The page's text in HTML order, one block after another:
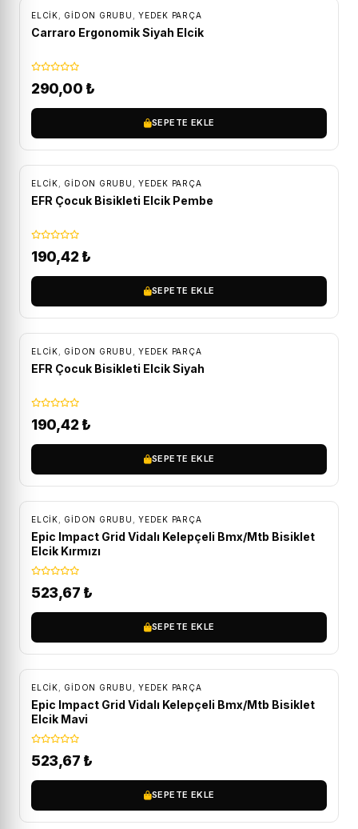
ELCIK GIDON GRUBU YEDEK PARÇA
Carraro Ergonomik Siyah Elcik
290,00 ₺
SEPETE EKLE
ELCIK GIDON GRUBU YEDEK PARÇA
EFR Çocuk Bisikleti Elcik Pembe
190,42₺
SEPETE EKLE
ELCIK GIDON GRUBU YEDEK PARÇA
EFR Çocuk Bisikleti Elcik Siyah
190,42₺
SEPETE EKLE
ELCIK GIDON GRUBU YEDEK PARÇA
Epic Impact Grid Vidalı Kelepçeli Bmx/Mtb Bisiklet
Elcik Kırmızı
523,67 ₺
SEPETE EKLE
ELCIK GIDON GRUBU YEDEK PARÇA
Epic Impact Grid Vidalı Kelepçeli Bmx/Mtb Bisiklet
Elcik Mavi
523,67 ₺
SEPETE EKLE